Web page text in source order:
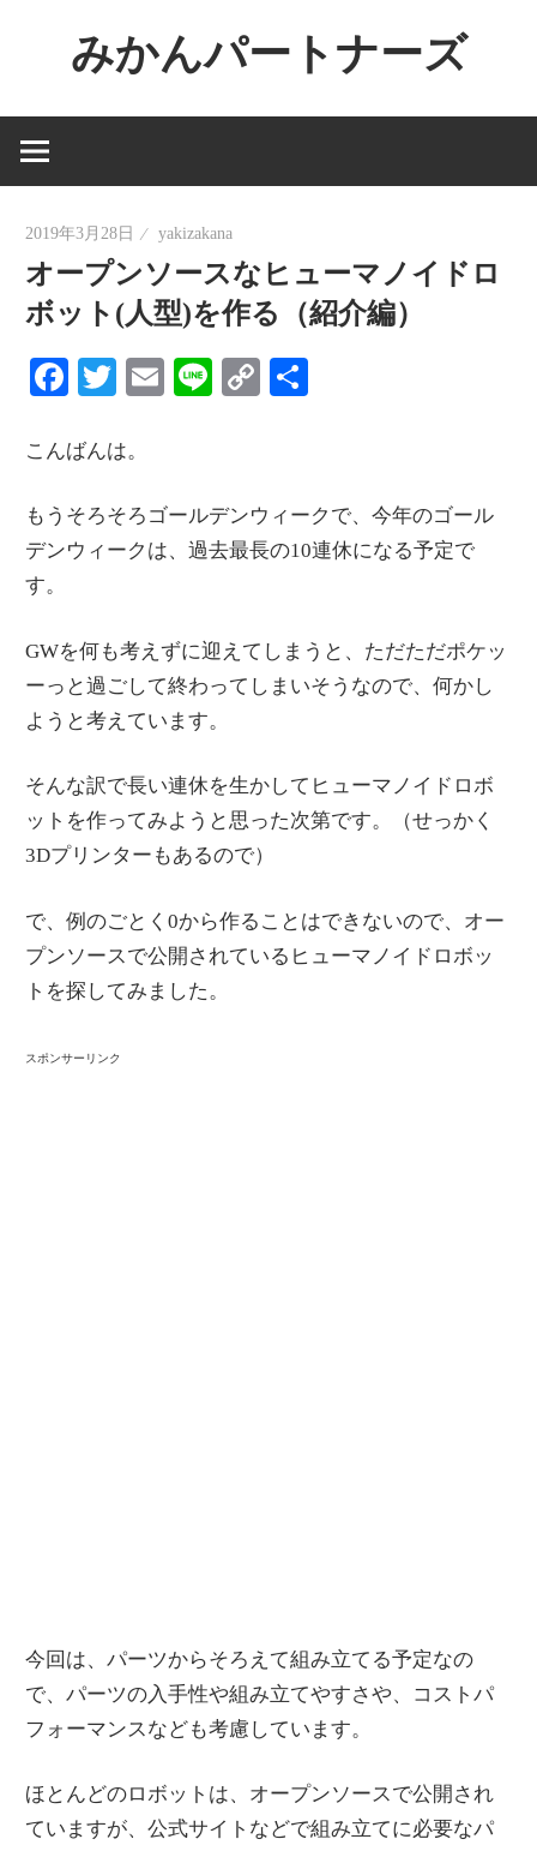
ン
へ
みかんパートナーズ
ー
ジ
ン
ル
で
に
た
い
情
報
世
界
へ
信
2019年3月28日 yakizakana
オープンソースなヒューマノイドロ
ボット(人型)を作る（紹介編）
Facebook
Twitter
EmailLineCopy
こんばんは。
もうそろそろゴールデンウィークで、今年のゴール
デンウィークは、過去最長の10連休になる予定で
す。
GWを何も考えずに迎えてしまうと、ただただポケッ
ーっと過ごして終わってしまいそうなので、何かし
ようと考えています。
そんな訳で長い連休を生かしてヒューマノイドロボ
ットを作ってみようと思った次第です。（せっかく
3Dプリンターもあるので）
で、例のごとく0から作ることはできないので、オー
プンソースで公開されているヒューマノイドロボッ
トを探してみました。
スポンサーリンク
今回は、パーツからそろえて組み立てる予定なの
で、パーツの入手性や組み立てやすさや、コストパ
フォーマンスなども考慮しています。
ほとんどのロボットは、オープンソースで公開され
ていますが、公式サイトなどで組み立てに必要なパ